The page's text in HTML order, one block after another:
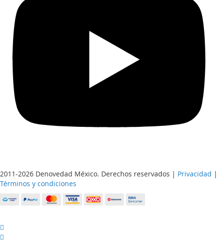
2011-2026 Denovedad México. Derechos reservados | Privacidad |
Términos y condiciones